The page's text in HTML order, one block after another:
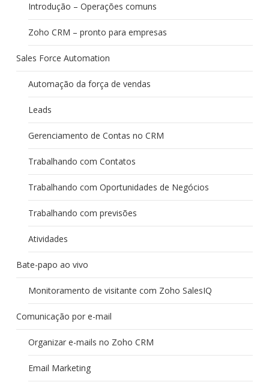
Introdução – Operações comuns
Zoho CRM – pronto para empresas
Sales Force Automation
Automação da força de vendas
Leads
Gerenciamento de Contas no CRM
Trabalhando com Contatos
Trabalhando com Oportunidades de Negócios
Trabalhando com previsões
Atividades
Bate-papo ao vivo
Monitoramento de visitante com Zoho SalesIQ
Comunicação por e-mail
Organizar e-mails no Zoho CRM
Email Marketing